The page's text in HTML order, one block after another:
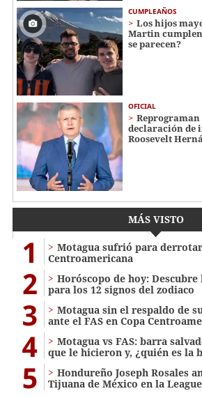
CUMPLEAÑOS
Los hijos
Martin cumplen
se parecen?
OFICIAL
declaración de
Roosevelt
MÁS VISTO
1
Motagua sufrió para derrotar
Centroamericana
2
Horóscopo de hoy:
para los 12 signos del zodiaco
3
Motagua sin el respaldo de
ante el FAS en Copa
4
Motagua vs FAS: barra
que le hicieron y, ¿quién es la
5
Hondureño Joseph Rosales
Tijuana de México en la